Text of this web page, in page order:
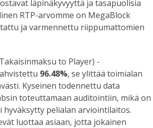
läpinäkyvyyttä ja tasapuolisia
RTP-arvomme on MegaBlock
ja varmennettu riippumattomien
to Player) -
96.48%, se ylittää toimialan
Kyseinen todennettu data
toteuttamaan auditointiin, mikä on
hyväksytty pelialan arviointilaitos.
luottaa asiaan, jotta jokainen